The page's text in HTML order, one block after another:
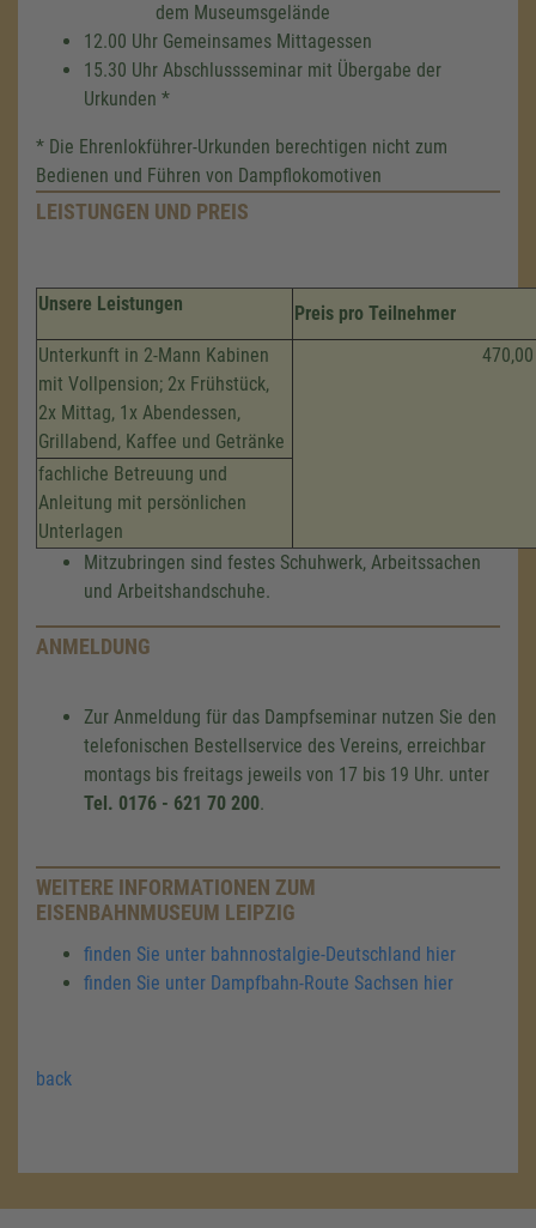
dem Museumsgelände
12.00 Uhr Gemeinsames Mittagessen
15.30 Uhr Abschlussseminar mit Übergabe der
Urkunden *
* Die Ehrenlokführer-Urkunden berechtigen nicht zum
Bedienen und Führen von Dampflokomotiven
LEISTUNGEN UND PREIS
Unsere Leistungen
Preis pro Teilnehmer
Unterkunft in 2-Mann Kabinen
mit Vollpension; 2x Frühstück,
2x Mittag, 1x Abendessen,
Grillabend, Kaffee und Getränke
fachliche Betreuung und
Anleitung mit persönlichen
Unterlagen
Mitzubringen sind festes Schuhwerk, Arbeitssachen
und Arbeitshandschuhe.
ANMELDUNG
Zur Anmeldung für das Dampfseminar nutzen Sie den
telefonischen Bestellservice des Vereins, erreichbar
montags bis freitags jeweils von 17 bis 19 Uhr. unter
Tel. 0176 - 621 70 200.
WEITERE INFORMATIONEN ZUM
EISENBAHNMUSEUM LEIPZIG
finden Sie unter bahnnostalgie-Deutschland hier
finden Sie unter Dampfbahn-Route Sachsen hier
back